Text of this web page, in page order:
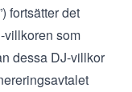
fortsätter det
villkoren som
dessa DJ-villkor